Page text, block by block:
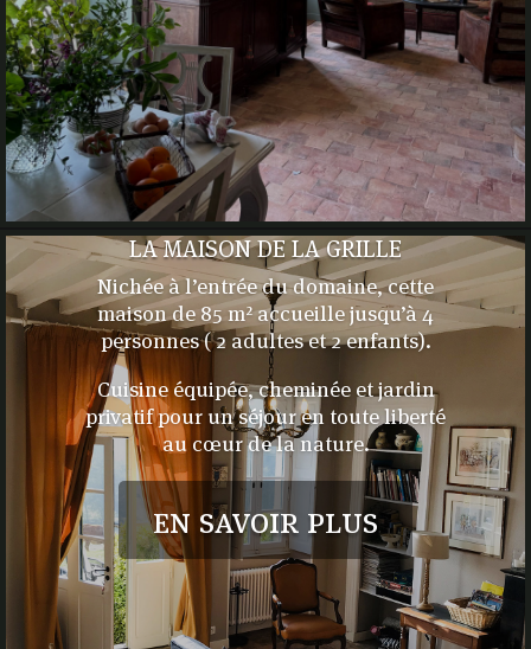
LA MAISON DE LA GRILLE
Nichée à l’entrée du domaine, cette
maison de 85 m² accueille jusqu’à 4
personnes ( 2 adultes et 2 enfants).
Cuisine équipée, cheminée et jardin
privatif pour un séjour en toute liberté
au cœur de la nature.
en savoir plus